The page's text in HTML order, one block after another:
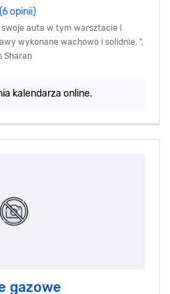
(6 opinii)
auta w tym warsztacie i
wykonane wachowo i solidnie. ",
Sharan
kalendarza online.
gazowe